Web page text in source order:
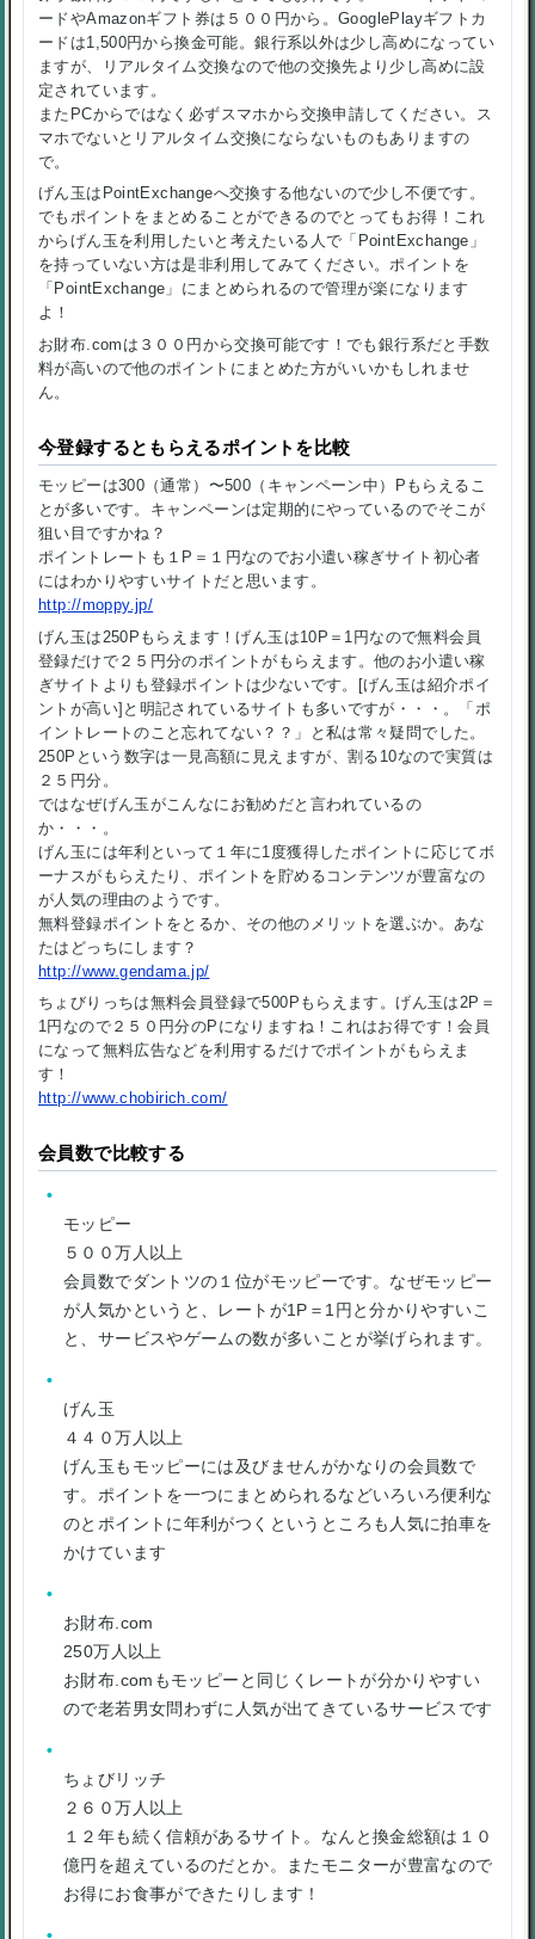
ードやAmazonギフト券は５００円から。GooglePlayギフトカ
ードは1,500円から換金可能。銀行系以外は少し高めになってい
ますが、リアルタイム交換なので他の交換先より少し高めに設
定されています。
またPCからではなく必ずスマホから交換申請してください。ス
マホでないとリアルタイム交換にならないものもありますの
で。
げん玉はPointExchangeへ交換する他ないので少し不便です。
でもポイントをまとめることができるのでとってもお得！これ
からげん玉を利用したいと考えたいる人で「PointExchange」
を持っていない方は是非利用してみてください。ポイントを
「PointExchange」にまとめられるので管理が楽になります
よ！
お財布.comは３００円から交換可能です！でも銀行系だと手数
料が高いので他のポイントにまとめた方がいいかもしれませ
ん。
今登録するともらえるポイントを比較
モッピーは300（通常）〜500（キャンペーン中）Pもらえるこ
とが多いです。キャンペーンは定期的にやっているのでそこが
狙い目ですかね？
ポイントレートも１P＝１円なのでお小遣い稼ぎサイト初心者
にはわかりやすいサイトだと思います。
http://moppy.jp/
げん玉は250Pもらえます！げん玉は10P＝1円なので無料会員
登録だけで２５円分のポイントがもらえます。他のお小遣い稼
ぎサイトよりも登録ポイントは少ないです。[げん玉は紹介ポイ
ントが高い]と明記されているサイトも多いですが・・・。「ポ
イントレートのこと忘れてない？？」と私は常々疑問でした。
250Pという数字は一見高額に見えますが、割る10なので実質は
２５円分。
ではなぜげん玉がこんなにお勧めだと言われているの
か・・・。
げん玉には年利といって１年に1度獲得したポイントに応じてボ
ーナスがもらえたり、ポイントを貯めるコンテンツが豊富なの
が人気の理由のようです。
無料登録ポイントをとるか、その他のメリットを選ぶか。あな
たはどっちにします？
http://www.gendama.jp/
ちょびりっちは無料会員登録で500Pもらえます。げん玉は2P＝
1円なので２５０円分のPになりますね！これはお得です！会員
になって無料広告などを利用するだけでポイントがもらえま
す！
http://www.chobirich.com/
会員数で比較する
モッピー
５００万人以上
会員数でダントツの１位がモッピーです。なぜモッピー
が人気かというと、レートが1P＝1円と分かりやすいこ
と、サービスやゲームの数が多いことが挙げられます。
げん玉
４４０万人以上
げん玉もモッピーには及びませんがかなりの会員数で
す。ポイントを一つにまとめられるなどいろいろ便利な
のとポイントに年利がつくというところも人気に拍車を
かけています
お財布.com
250万人以上
お財布.comもモッピーと同じくレートが分かりやすい
ので老若男女問わずに人気が出てきているサービスです
ちょびリッチ
２６０万人以上
１２年も続く信頼があるサイト。なんと換金総額は１０
億円を超えているのだとか。またモニターが豊富なので
お得にお食事ができたりします！